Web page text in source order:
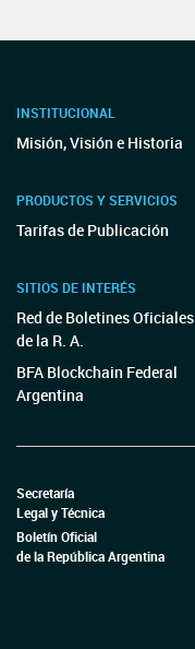
INSTITUCIONAL
Misión, Visión e Historia
PRODUCTOS Y SERVICIOS
Tarifas de Publicación
SITIOS DE INTERÉS
Red de Boletines Oficiales
de la R. A.
BFA Blockchain Federal
Argentina
Secretaría
Legal y Técnica
Boletín Oficial
de la República Argentina